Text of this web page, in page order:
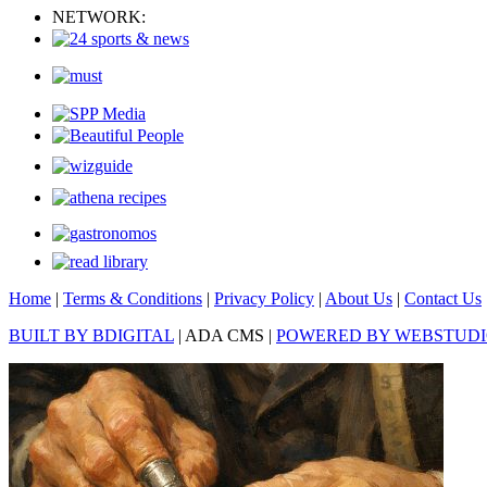
NETWORK:
Home | Terms & Conditions | Privacy Policy | About Us | Contact Us
BUILT BY BDIGITAL | ADA CMS | POWERED BY